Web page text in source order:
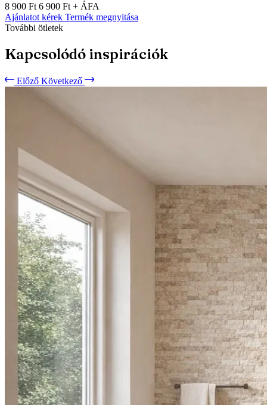
8 900 Ft 6 900 Ft + ÁFA
Ajánlatot kérek Termék megnyitása
További ötletek
Kapcsolódó inspirációk
Előző Következő